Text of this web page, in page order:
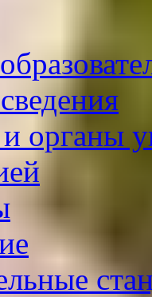
органы